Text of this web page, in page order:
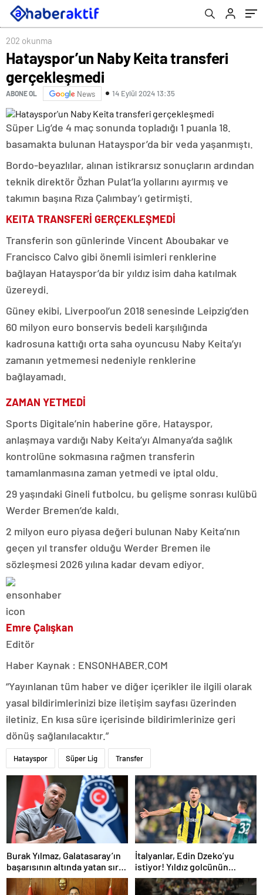
202 okunma
Hatayspor’un Naby Keita transferi
gerçekleşmedi
ABONE OL News 14 Eylül 2024 13:35
Süper Lig’de 4 maç sonunda topladığı 1 puanla 18.
basamakta bulunan Hatayspor’da bir veda yaşanmıştı.
Bordo-beyazlılar, alınan istikrarsız sonuçların ardından
teknik direktör Özhan Pulat’la yollarını ayırmış ve
takımın başına Rıza Çalımbay’ı getirmişti.
KEITA TRANSFERİ GERÇEKLEŞMEDİ
Transferin son günlerinde Vincent Aboubakar ve
Francisco Calvo gibi önemli isimleri renklerine
bağlayan Hatayspor’da bir yıldız isim daha katılmak
üzereydi.
Güney ekibi, Liverpool’un 2018 senesinde Leipzig’den
60 milyon euro bonservis bedeli karşılığında
kadrosuna kattığı orta saha oyuncusu Naby Keita’yı
zamanın yetmemesi nedeniyle renklerine
bağlayamadı.
ZAMAN YETMEDİ
Sports Digitale’nin haberine göre, Hatayspor,
anlaşmaya vardığı Naby Keita’yı Almanya’da sağlık
kontrolüne sokmasına rağmen transferin
tamamlanmasına zaman yetmedi ve iptal oldu.
29 yaşındaki Gineli futbolcu, bu gelişme sonrası kulübü
Werder Bremen’de kaldı.
2 milyon euro piyasa değeri bulunan Naby Keita’nın
geçen yıl transfer olduğu Werder Bremen ile
sözleşmesi 2026 yılına kadar devam ediyor.
Emre Çalışkan
Editör
Haber Kaynak : ENSONHABER.COM
“Yayınlanan tüm haber ve diğer içerikler ile ilgili olarak
yasal bildirimlerinizi bize iletişim sayfası üzerinden
iletiniz. En kısa süre içerisinde bildirimlerinize geri
dönüş sağlanılacaktır.”
Hatayspor Süper Lig Transfer
Burak Yılmaz, Galatasaray’ın
başarısının altında yatan sırrı
açıkladı
İtalyanlar, Edin Dzeko’yu
istiyor! Yıldız golcünün
transfer kararı şaşırttı…